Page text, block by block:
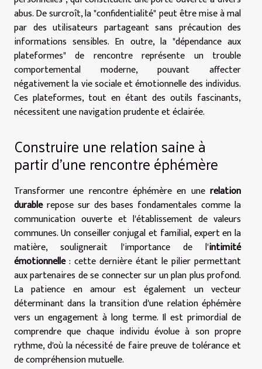
abus. De surcroît, la "confidentialité" peut être mise à mal
par des utilisateurs partageant sans précaution des
informations sensibles. En outre, la "dépendance aux
plateformes" de rencontre représente un trouble
comportemental moderne, pouvant affecter
négativement la vie sociale et émotionnelle des individus.
Ces plateformes, tout en étant des outils fascinants,
nécessitent une navigation prudente et éclairée.
Construire une relation saine à
partir d'une rencontre éphémère
Transformer une rencontre éphémère en une relation
durablerepose sur des bases fondamentales comme la
communication ouverte et l'établissement de valeurs
communes. Un conseiller conjugal et familial, expert en la
matière, soulignerait l'importance de l'intimité
émotionnelle: cette dernière étant le pilier permettant
aux partenaires de se connecter sur un plan plus profond.
La patience en amour est également un vecteur
déterminant dans la transition d'une relation éphémère
vers un engagement à long terme. Il est primordial de
comprendre que chaque individu évolue à son propre
rythme, d'où la nécessité de faire preuve de tolérance et
de compréhension mutuelle.